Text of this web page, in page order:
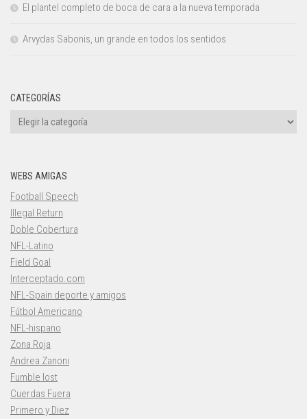
El plantel completo de boca de cara a la nueva temporada
Arvydas Sabonis, un grande en todos los sentidos
CATEGORÍAS
Categorías
WEBS AMIGAS
Football Speech
Illegal Return
Doble Cobertura
NFL-Latino
Field Goal
Interceptado.com
NFL-Spain deporte y amigos
Fútbol Americano
NFL-hispano
Zona Roja
Andrea Zanoni
Fumble lost
Cuerdas Fuera
Primero y Diez